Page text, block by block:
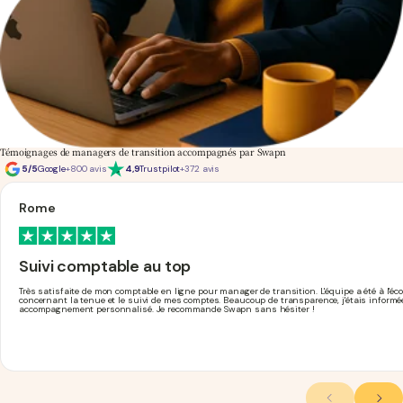
Témoignages de managers de transition accompagnés par Swapn
5/5Google+800 avis 4,9Trustpilot+372 avis
Rome
Suivi comptable au top
Très satisfaite de mon comptable en ligne pour manager de transition. L'équipe a été à
concernant la tenue et le suivi de mes comptes. Beaucoup de transparence, j'étais
accompagnement personnalisé. Je recommande Swapn sans hésiter !